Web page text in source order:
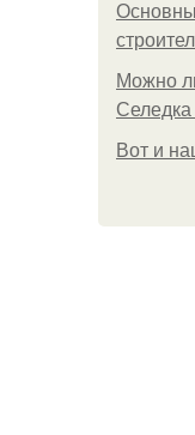
Можно
Селедка
Boт и